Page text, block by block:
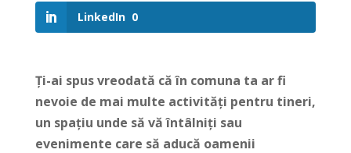
LinkedIn 0
Ți-ai spus vreodată că în comuna ta ar fi
nevoie de mai multe activități pentru tineri,
un spațiu unde să vă întâlniți sau
evenimente care să aducă oamenii